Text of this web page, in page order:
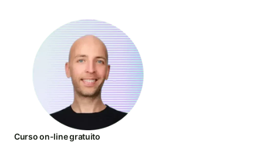
Curso on-line gratuito